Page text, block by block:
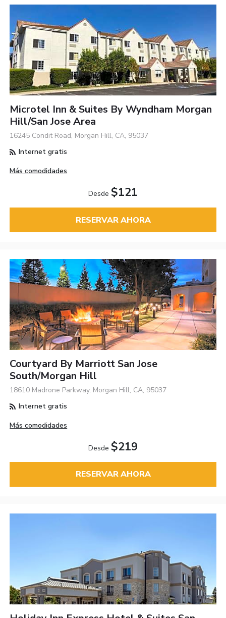
Microtel Inn & Suites By Wyndham Morgan
Hill/San Jose Area
16245 Condit Road, Morgan Hill, CA, 95037
Internet gratis
Más comodidades
Desde $121
RESERVAR AHORA
Courtyard By Marriott San Jose
South/Morgan Hill
18610 Madrone Parkway, Morgan Hill, CA, 95037
Internet gratis
Más comodidades
Desde $219
RESERVAR AHORA